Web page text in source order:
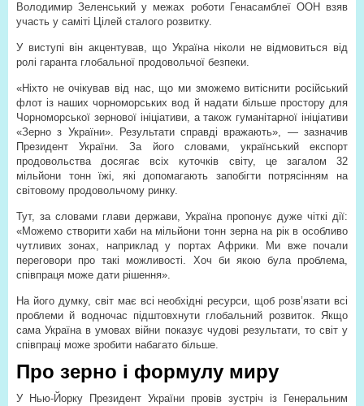
Володимир Зеленський у межах роботи Генасамблеї ООН взяв
участь у саміті Цілей сталого розвитку.
У виступі він акцентував, що Україна ніколи не відмовиться від
ролі гаранта глобальної продовольчої безпеки.
«Ніхто не очікував від нас, що ми зможемо витіснити російський
флот із наших чорноморських вод й надати більше простору для
Чорноморської зернової ініціативи, а також гуманітарної ініціативи
«Зерно з України». Результати справді вражають», — зазначив
Президент України. За його словами, український експорт
продовольства досягає всіх куточків світу, це загалом 32
мільйони тонн їжі, які допомагають запобігти потрясінням на
світовому продовольчому ринку.
Тут, за словами глави держави, Україна пропонує дуже чіткі дії:
«Можемо створити хаби на мільйони тонн зерна на рік в особливо
чутливих зонах, наприклад у портах Африки. Ми вже почали
переговори про такі можливості. Хоч би якою була проблема,
співпраця може дати рішення».
На його думку, світ має всі необхідні ресурси, щоб розв’язати всі
проблеми й водночас підштовхнути глобальний розвиток. Якщо
сама Україна в умовах війни показує чудові результати, то світ у
співпраці може зробити набагато більше.
Про зерно і формулу миру
У Нью-­Йорку Президент України провів зустріч із Генеральним